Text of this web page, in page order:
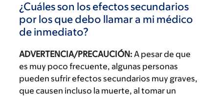
¿Cuáles son los efectos secundarios
por los que debo llamar a mi médico
de inmediato?
ADVERTENCIA/PRECAUCIÓN: A pesar de que
es muy poco frecuente, algunas personas
pueden sufrir efectos secundarios muy graves,
que causen incluso la muerte, al tomar un